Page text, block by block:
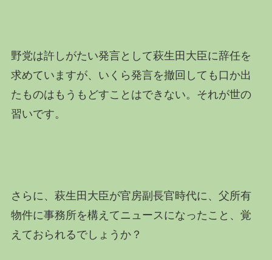
野党は許しがたい発言として萩生田大臣に辞任を
求めていますが、いくら発言を撤回しても口か出
たものはもうもどすことはできない。それが世の
習いです。
さらに、萩生田大臣が官房副長官時代に、父所有
物件に事務所を構えてニュースになったこと、覚
えておられるでしょうか？